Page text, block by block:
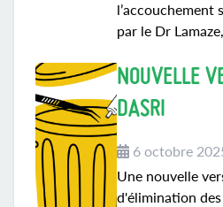
l’accouchement
par le Dr
NOUVELLE
DASRI
6 octobre
Une nouvelle
d'élimination